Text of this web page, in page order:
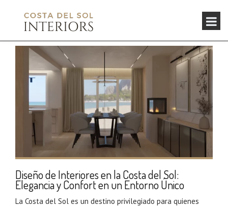
Diseño de Interiores en la Costa del Sol:
Elegancia y Confort en un Entorno Único
La Costa del Sol es un destino privilegiado para quienes